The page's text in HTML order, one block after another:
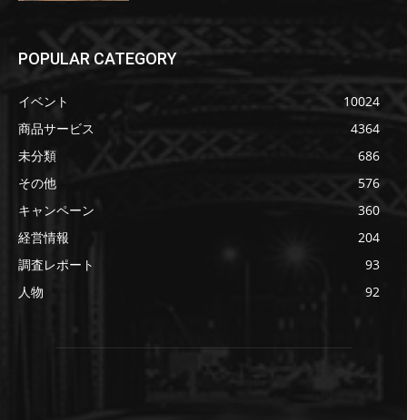
POPULAR CATEGORY
イベント
10024
商品サービス
4364
未分類
686
その他
576
キャンペーン
360
経営情報
204
調査レポート
93
人物
92